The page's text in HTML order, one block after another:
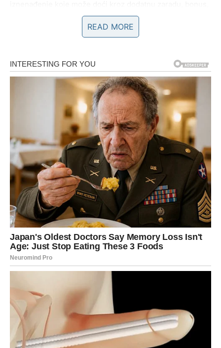
vraćen dug ili priliku koja će vam otvoriti vrata stabilnijih
donosite nepromišljene odluke kada su finansije u
pitanju. Upravo zbog toga univerzum kao da želi da
nagradi vašu odgovornost i strpljenje. Moguće je da ćete
dobiti priliku da učestvujete u projektu koji donosi
značajnu zaradu ili da ćete konačno videti rezultate
ulaganja iz prethodnog perioda.
Neki Bikovi mogli bi da ostvare dobit kroz nekretnine,
porodične poslove ili dugoročne investicije. Ono što je
posebno važno jeste da ćete imati osećaj da se
finansijska situacija polako stabilizuje. Stvari koje su vas
ranije brinule više neće izgledati tako komplikovano.
Ovo je takođe dobar period za planiranje budućnosti. Ako
budete mudro upravljali novcem koji dolazi, mogli biste
postaviti temelje za mnogo sigurniji i mirniji period koji
sledi.
READ MORE